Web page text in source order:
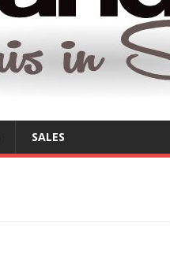
SALES